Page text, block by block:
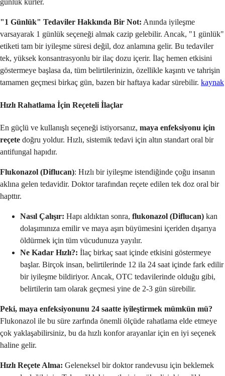
"1 Günlük" Tedaviler Hakkında Bir Not: Anında iyileşme
varsayarak 1 günlük seçeneği almak cazip gelebilir. Ancak, "1 günlük"
etiketi tam bir iyileşme süresi değil, doz anlamına gelir. Bu tedaviler
tek, yüksek konsantrasyonlu bir ilaç dozu içerir. İlaç hemen etkisini
göstermeye başlasa da, tüm belirtilerinizin, özellikle kaşıntı ve tahrişin
tamamen geçmesi birkaç gün, bazen bir haftaya kadar sürebilir. kaynak
Hızlı Rahatlama İçin Reçeteli İlaçlar
En güçlü ve kullanışlı seçeneği istiyorsanız, maya enfeksiyonu için
reçete doğru yoldur. Hızlı, sistemik tedavi için altın standart oral bir
antifungal hapıdır.
Flukonazol (Diflucan): Hızlı bir iyileşme istendiğinde çoğu insanın
aklına gelen tedavidir. Doktor tarafından reçete edilen tek doz oral bir
hapttır.
Nasıl Çalışır: Hapı aldıktan sonra, flukonazol (Diflucan) kan
dolaşımınıza emilir ve maya aşırı büyümesini içeriden dışarıya
öldürmek için tüm vücudunuza yayılır.
Ne Kadar Hızlı?: İlaç birkaç saat içinde etkisini göstermeye
başlar. Birçok insan, belirtilerinde 12 ila 24 saat içinde fark edilir
bir iyileşme bildiriyor. Ancak, OTC tedavilerinde olduğu gibi,
belirtilerin tam olarak geçmesi yine de 2-3 gün sürebilir.
Peki, maya enfeksiyonunu 24 saatte iyileştirmek mümkün mü?
Flukonazol ile bu süre zarfında önemli ölçüde rahatlama elde etmeye
çok yaklaşabilirsiniz, bu da hızlı konfor arayanlar için en iyi seçenek
haline gelir.
Hızlı Reçete Alma: Geleneksel bir doktor randevusu için beklemek